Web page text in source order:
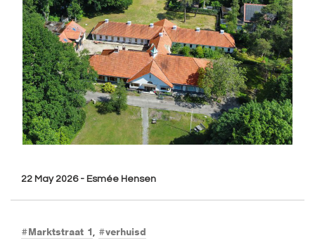
22 May 2026 - Esmée Hensen
Marktstraat 1 verhuisd